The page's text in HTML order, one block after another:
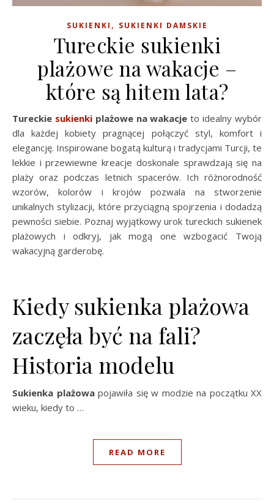
SUKIENKI , SUKIENKI DAMSKIE
Tureckie sukienki
plażowe na wakacje –
które są hitem lata?
Tureckie sukienkiplażowe na wakacje to idealny wybór
dla każdej kobiety pragnącej połączyć styl, komfort i
elegancję. Inspirowane bogatą kulturą i tradycjami Turcji, te
lekkie i przewiewne kreacje doskonale sprawdzają się na
plaży oraz podczas letnich spacerów. Ich różnorodność
wzorów, kolorów i krojów pozwala na stworzenie
unikalnych stylizacji, które przyciągną spojrzenia i dodadzą
pewności siebie. Poznaj wyjątkowy urok tureckich sukienek
plażowych i odkryj, jak mogą one wzbogacić Twoją
wakacyjną garderobę.
Kiedy sukienka plażowa
zaczęła być na fali?
Historia modelu
Sukienka plażowapojawiła się w modzie na początku XX
wieku, kiedy to …
READ MORE